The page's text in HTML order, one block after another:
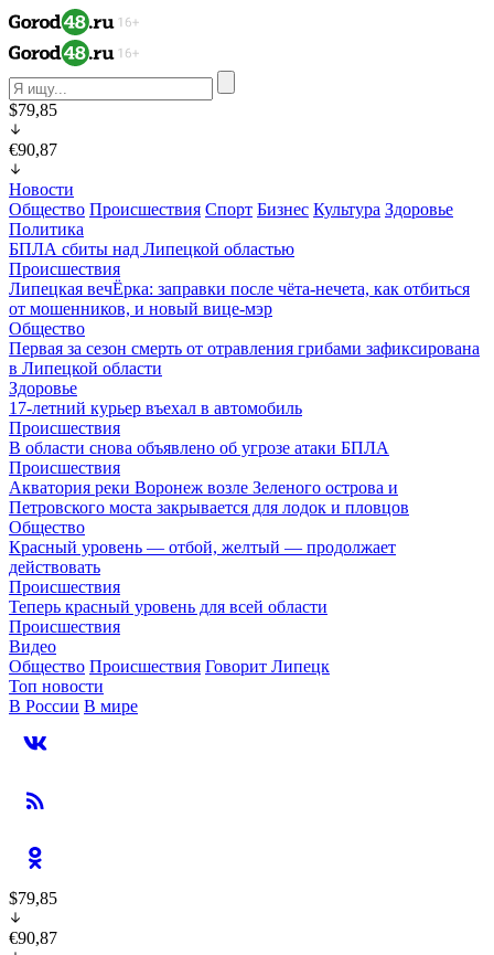
$79,85
€90,87
Новости
Общество Происшествия Спорт Бизнес Культура Здоровье
Политика
БПЛА сбиты над Липецкой областью
Происшествия
Липецкая вечЁрка: заправки после чёта-нечета, как отбиться
от мошенников, и новый вице-мэр
Общество
Первая за сезон смерть от отравления грибами зафиксирована
в Липецкой области
Здоровье
17-летний курьер въехал в автомобиль
Происшествия
В области снова объявлено об угрозе атаки БПЛА
Происшествия
Акватория реки Воронеж возле Зеленого острова и
Петровского моста закрывается для лодок и пловцов
Общество
Красный уровень — отбой, желтый — продолжает
действовать
Происшествия
Теперь красный уровень для всей области
Происшествия
Видео
Общество Происшествия Говорит Липецк
Топ новости
В России В мире
$79,85
€90,87